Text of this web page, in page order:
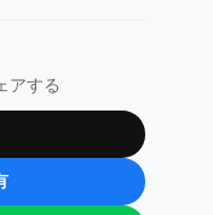
アする